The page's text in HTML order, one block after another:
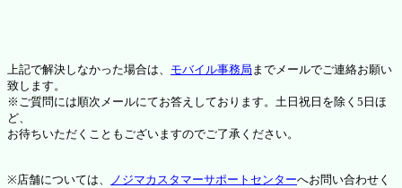
上記で解決しなかった場合は、 モバイル事務局 までメールでご連絡お願い
致します。
※ご質問には順次メールにてお答えしております。土日祝日を除く5日ほ
ど、
お待ちいただくこともございますのでご了承ください。
※店舗については、 ノジマカスタマーサポートセンターへお問い合わせく